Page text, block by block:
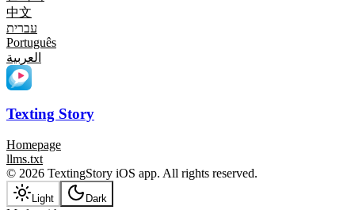
中文
עברית
Português
العربية
Texting Story
Homepage
llms.txt
© 2026 TextingStory iOS app. All rights reserved.
Light Dark